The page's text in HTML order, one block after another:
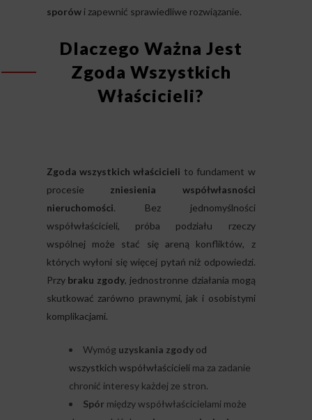
sporówi zapewnić sprawiedliwe rozwiązanie.
Dlaczego Ważna Jest
Zgoda Wszystkich
Właścicieli?
Zgoda wszystkich właścicieli to fundament w
procesie zniesienia współwłasności
nieruchomości. Bez jednomyślności
współwłaścicieli, próba podziału rzeczy
wspólnej może stać się areną konfliktów, z
których wyłoni się więcej pytań niż odpowiedzi.
Przy braku zgody, jednostronne działania mogą
skutkować zarówno prawnymi, jak i osobistymi
komplikacjami.
Wymóg uzyskania zgodyod
wszystkich współwłaścicielima za zadanie
chronić interesy każdej ze stron.
Spórmiędzy współwłaścicielami może